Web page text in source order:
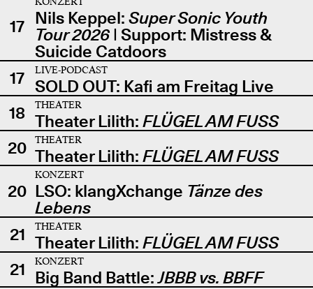
17 Nils Keppel: Super Sonic Youth
Tour 2026| Support: Mistress &
Suicide Catdoors
17
LIVE-PODCAST
SOLD OUT: Kafi am Freitag Live
18
THEATER
Theater Lilith: FLÜGEL AM FUSS
20
THEATER
Theater Lilith: FLÜGEL AM FUSS
20
KONZERT
LSO: klangXchange Tänze des
Lebens
21
THEATER
Theater Lilith: FLÜGEL AM FUSS
21
KONZERT
Big Band Battle:JBBB vs. BBFF